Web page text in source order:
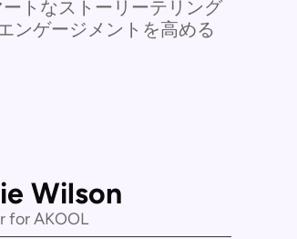
トなストーリーテリング
ンゲージメントを高める
Wilson
for AKOOL